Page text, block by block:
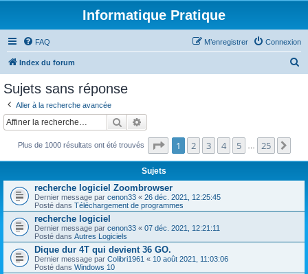
Informatique Pratique
FAQ Connexion
M’enregistrer
Index du forum
c
r
Sujets sans réponse
Aller à la recherche avancée
Rechercher
Plus de 1000 résultats ont été trouvés Page sur25
1 2 3 4 5 25
Sujets
recherche logiciel Zoombrowser
Dernier message par cenon33 « 26 déc. 2021, 12:25:45
Posté dans Téléchargement de programmes
recherche logiciel
Dernier message par cenon33 « 07 déc. 2021, 12:21:11
Posté dans Autres Logiciels
Dique dur 4T qui devient 36 GO.
Dernier message par Colibri1961 « 10 août 2021, 11:03:06
Posté dans Windows 10